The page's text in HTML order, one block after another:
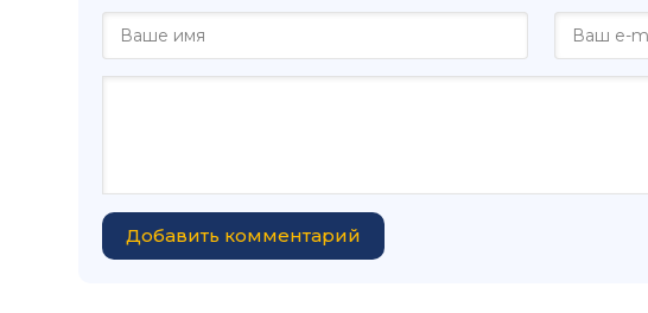
Добавить комментарий